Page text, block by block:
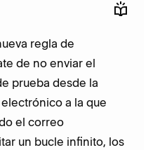
regla de
de no enviar el
prueba desde la
a la que
el correo
un bucle infinito, los